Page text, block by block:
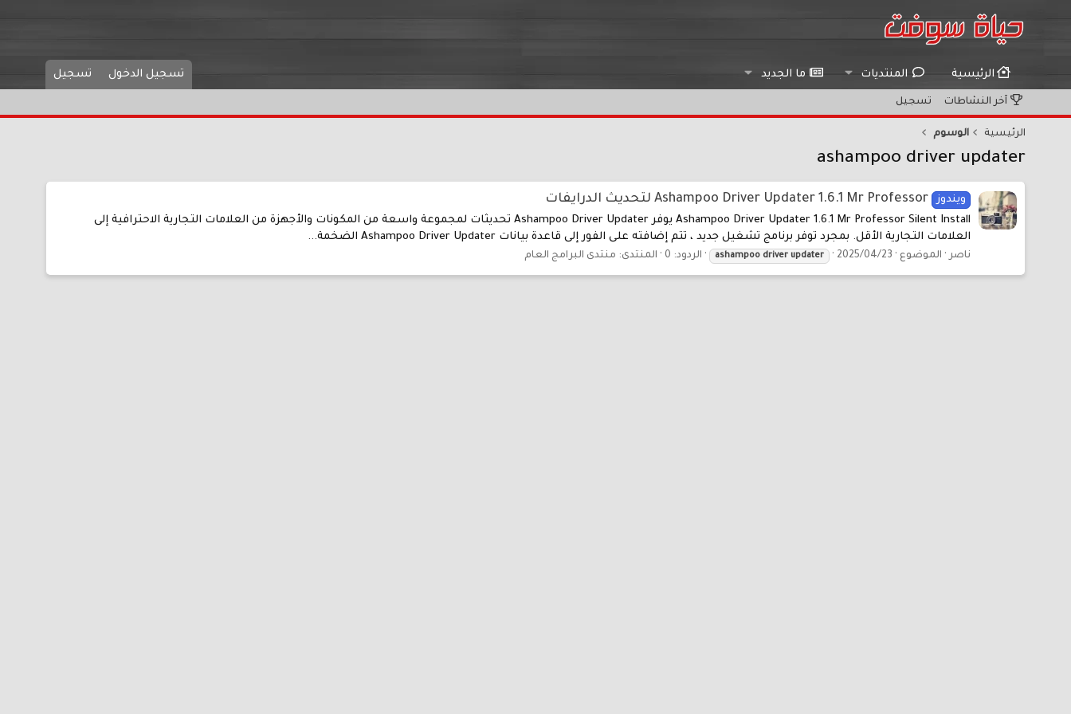
الرئيسية المنتديات ما الجديد تسجيل الدخول تسجيل
آخر النشاطات تسجيل
الرئيسية الوسوم
ashampoo driver updater
ويندوز Ashampoo Driver Updater 1.6.1 Mr Professor لتحديث الدرايفات
Ashampoo Driver Updater 1.6.1 Mr Professor Silent Install يوفر Ashampoo Driver Updater تحديثات لمجموعة واسعة من المكونات والأجهزة من العلامات التجارية الاحترافية إلى
العلامات التجارية الأقل. بمجرد توفر برنامج تشغيل جديد ، تتم إضافته على الفور إلى قاعدة بيانات Ashampoo Driver Updater الضخمة...
ناصر الموضوع 2025/04/23
ashampoo driver updater الردود: 0 المنتدى: منتدى البرامج العام